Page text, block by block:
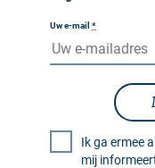
Uw e-mail *
Ik ga ermee
mij